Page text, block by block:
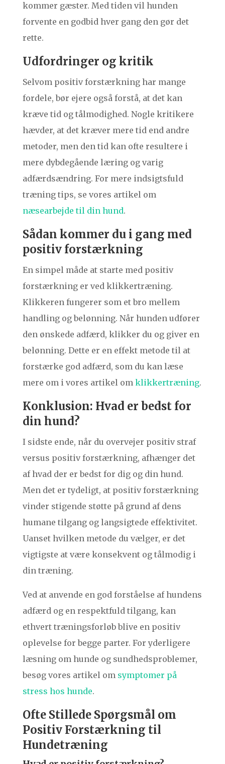
kommer gæster. Med tiden vil hunden
forvente en godbid hver gang den gør det
rette.
Udfordringer og kritik
Selvom positiv forstærkning har mange
fordele, bør ejere også forstå, at det kan
kræve tid og tålmodighed. Nogle kritikere
hævder, at det kræver mere tid end andre
metoder, men den tid kan ofte resultere i
mere dybdegående læring og varig
adfærdsændring. For mere indsigtsfuld
træning tips, se vores artikel om
næsearbejde til din hund.
Sådan kommer du i gang med
positiv forstærkning
En simpel måde at starte med positiv
forstærkning er ved klikkertræning.
Klikkeren fungerer som et bro mellem
handling og belønning. Når hunden udfører
den ønskede adfærd, klikker du og giver en
belønning. Dette er en effekt metode til at
forstærke god adfærd, som du kan læse
mere om i vores artikel om klikkertræning.
Konklusion: Hvad er bedst for
din hund?
I sidste ende, når du overvejer positiv straf
versus positiv forstærkning, afhænger det
af hvad der er bedst for dig og din hund.
Men det er tydeligt, at positiv forstærkning
vinder stigende støtte på grund af dens
humane tilgang og langsigtede effektivitet.
Uanset hvilken metode du vælger, er det
vigtigste at være konsekvent og tålmodig i
din træning.
Ved at anvende en god forståelse af hundens
adfærd og en respektfuld tilgang, kan
ethvert træningsforløb blive en positiv
oplevelse for begge parter. For yderligere
læsning om hunde og sundhedsproblemer,
besøg vores artikel om symptomer på
stress hos hunde.
Ofte Stillede Spørgsmål om
Positiv Forstærkning til
Hundetræning